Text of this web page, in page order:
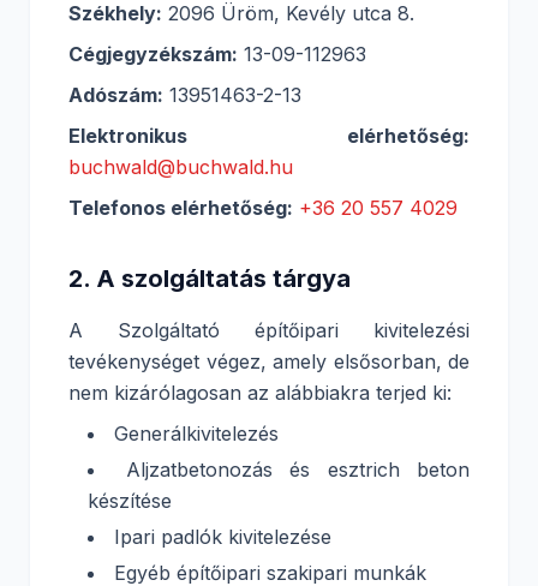
Székhely: 2096 Üröm, Kevély utca 8.
Cégjegyzékszám: 13-09-112963
Adószám: 13951463-2-13
Elektronikus elérhetőség:
buchwald@buchwald.hu
Telefonos elérhetőség: +36 20 557 4029
2. A szolgáltatás tárgya
A Szolgáltató építőipari kivitelezési
tevékenységet végez, amely elsősorban, de
nem kizárólagosan az alábbiakra terjed ki:
Generálkivitelezés
Aljzatbetonozás és esztrich beton
készítése
Ipari padlók kivitelezése
Egyéb építőipari szakipari munkák